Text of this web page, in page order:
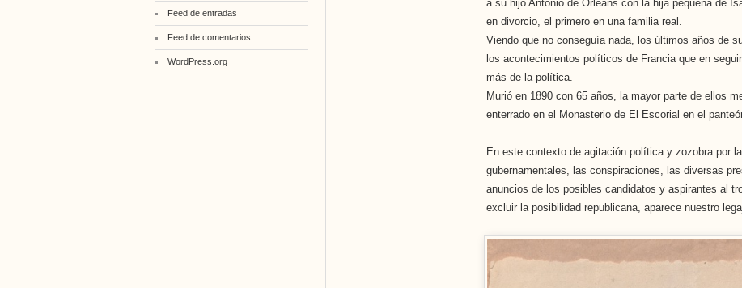
a su hijo Antonio de Orleans con la hija pequeña de
en divorcio, el primero en una familia real.
Viendo que no conseguía nada, los últimos años de
los acontecimientos políticos de Francia que en
más de la política.
Murió en 1890 con 65 años, la mayor parte de ellos
enterrado en el Monasterio de El Escorial en el
En este contexto de agitación política y zozobra por
gubernamentales, las conspiraciones, las diversas
anuncios de los posibles candidatos y aspirantes al
excluir la posibilidad republicana, aparece nuestro
Feed de entradas
Feed de comentarios
WordPress.org